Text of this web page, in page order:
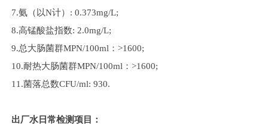
7.氨（以N计）: 0.373mg/L;
8.高锰酸盐指数: 2.0mg/L;
9.总大肠菌群MPN/100ml：>1600;
10.耐热大肠菌群MPN/100ml：>1600;
11.菌落总数CFU/ml: 930.
出厂水日常检测项目：